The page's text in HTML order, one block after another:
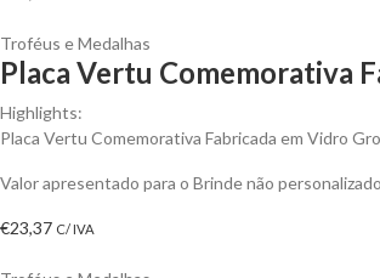
Troféus e Medalhas
Placa Vertu Comemorativa
Highlights:
Placa Vertu Comemorativa Fabricada em Vidro
Valor apresentado para o Brinde não
€23,37 C/ IVA